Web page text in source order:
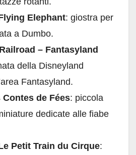
Elephant: giostra per
a Dumbo.
– Fantasyland
della Disneyland
Fantasyland.
Contes de Fées: piccola
dedicate alle fiabe
Petit Train du Cirque: